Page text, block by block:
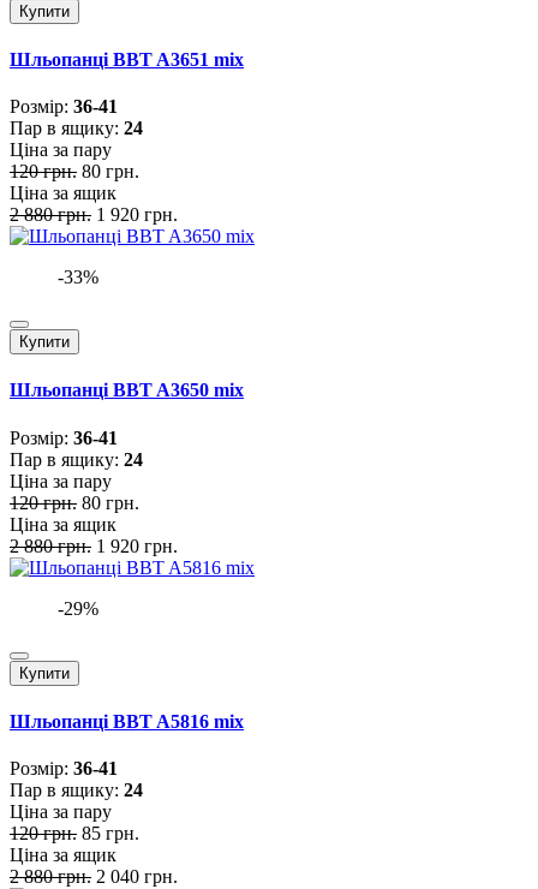
Купити
Шльопанці BBT A3651 mix
Розмiр: 36-41
Пар в ящику: 24
Ціна за пару
120 грн. 80 грн.
Ціна за ящик
2 880 грн. 1 920 грн.
-33%
Купити
Шльопанці BBT A3650 mix
Розмiр: 36-41
Пар в ящику: 24
Ціна за пару
120 грн. 80 грн.
Ціна за ящик
2 880 грн. 1 920 грн.
-29%
Купити
Шльопанці BBT A5816 mix
Розмiр: 36-41
Пар в ящику: 24
Ціна за пару
120 грн. 85 грн.
Ціна за ящик
2 880 грн. 2 040 грн.